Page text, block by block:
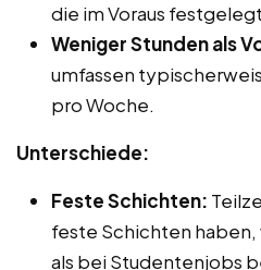
die im Voraus
Weniger Stunden als
umfassen
pro Woche.
Unterschiede:
Feste Schichten:
feste Schichten
als bei Studentenjobs